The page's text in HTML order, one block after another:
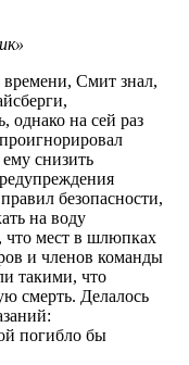
Смит знал,
однако на сей раз
снизить
безопасности,
на воду
мест в шлюпках
и членов команды
такими, что
смерть. Делалось
погибло бы